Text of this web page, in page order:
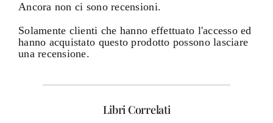
Ancora non ci sono recensioni.
Solamente clienti che hanno effettuato l'accesso ed
hanno acquistato questo prodotto possono lasciare
una recensione.
Libri Correlati